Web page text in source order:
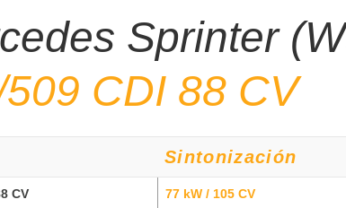
Sprinter
CDI 88 CV
Sintonización
CV 77 kW / 105 CV